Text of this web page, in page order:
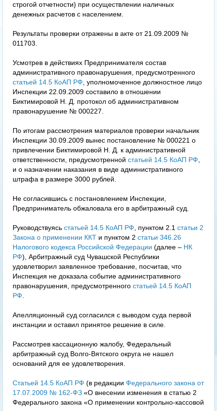
строгой отчетности) при осуществлении наличных
денежных расчетов с населением.
Результаты проверки отражены в акте от 21.09.2009 №
011703.
Усмотрев в действиях Предпринимателя состав
административного правонарушения, предусмотренного
статьей 14.5 КоАП РФ , уполномоченное должностное лицо
Инспекции 22.09.2009 составило в отношении
Биктимировой Н. Д. протокол об административном
правонарушение № 000227.
По итогам рассмотрения материалов проверки начальник
Инспекции 30.09.2009 вынес постановление № 000221 о
привлечении Биктимировой Н. Д. к административной
ответственности, предусмотренной статьей 14.5 КоАП РФ
и о назначении наказания в виде административного
штрафа в размере 3000 рублей.
Не согласившись с постановлением Инспекции,
Предприниматель обжаловала его в арбитражный суд.
Руководствуясь статьей 14.5 КоАП РФ , пунктом 2.1 статьи 2
Закона о применении ККТ и пунктом 2 статьи 346.26
Налогового кодекса Российской Федерации (далее – НК
РФ), Арбитражный суд Чувашской Республики
удовлетворил заявленное требование, посчитав, что
Инспекция не доказала событие административного
правонарушения, предусмотренного статьей 14.5 КоАП
РФ
Апелляционный суд согласился с выводом суда первой
инстанции и оставил принятое решение в силе.
Рассмотрев кассационную жалобу, Федеральный
арбитражный суд Волго-Вятского округа не нашел
оснований для ее удовлетворения.
Статьей 14.5 КоАП РФ (в редакции Федерального закона от
17.07.2009 № 162-ФЗ «О внесении изменения в статью 2
Федерального закона «О применении контрольно-кассовой